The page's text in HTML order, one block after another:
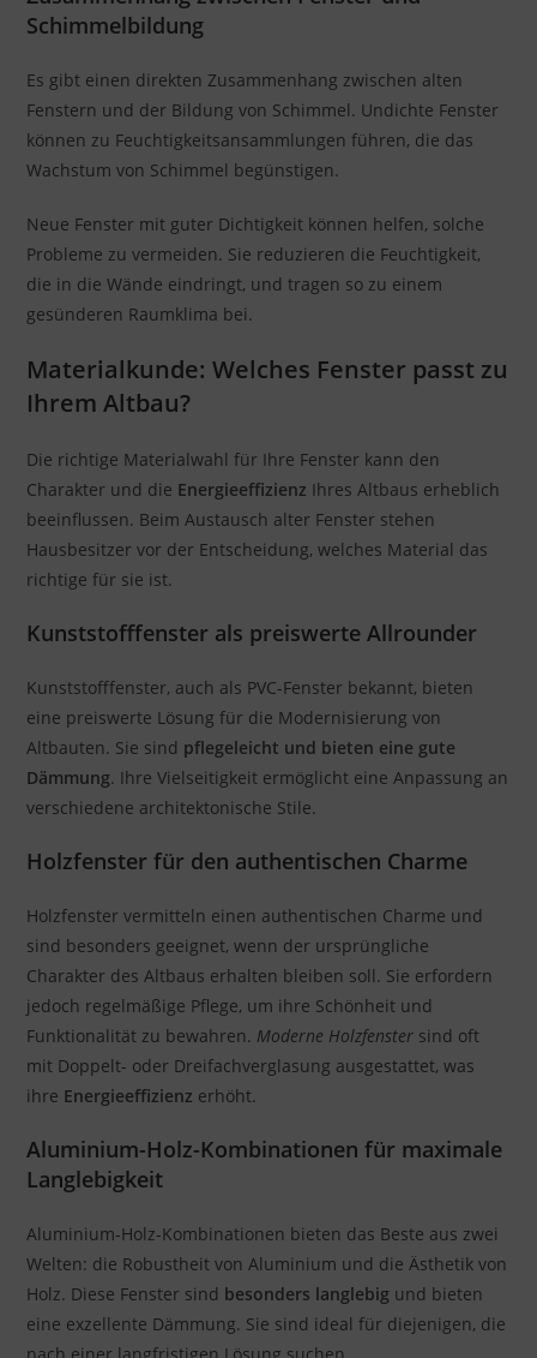
Schimmelbildung
Es gibt einen direkten Zusammenhang zwischen alten
Fenstern und der Bildung von Schimmel. Undichte Fenster
können zu Feuchtigkeitsansammlungen führen, die das
Wachstum von Schimmel begünstigen.
Neue Fenster mit guter Dichtigkeit können helfen, solche
Probleme zu vermeiden. Sie reduzieren die Feuchtigkeit,
die in die Wände eindringt, und tragen so zu einem
gesünderen Raumklima bei.
Materialkunde: Welches Fenster passt zu
Ihrem Altbau?
Die richtige Materialwahl für Ihre Fenster kann den
Charakter und die Energieeffizienz Ihres Altbaus erheblich
beeinflussen. Beim Austausch alter Fenster stehen
Hausbesitzer vor der Entscheidung, welches Material das
richtige für sie ist.
Kunststofffenster als preiswerte Allrounder
Kunststofffenster, auch als PVC-Fenster bekannt, bieten
eine preiswerte Lösung für die Modernisierung von
Altbauten. Sie sind pflegeleicht und bieten eine gute
Dämmung. Ihre Vielseitigkeit ermöglicht eine Anpassung an
verschiedene architektonische Stile.
Holzfenster für den authentischen Charme
Holzfenster vermitteln einen authentischen Charme und
sind besonders geeignet, wenn der ursprüngliche
Charakter des Altbaus erhalten bleiben soll. Sie erfordern
jedoch regelmäßige Pflege, um ihre Schönheit und
Funktionalität zu bewahren. Moderne Holzfenster sind oft
mit Doppelt- oder Dreifachverglasung ausgestattet, was
ihre Energieeffizienz erhöht.
Aluminium-Holz-Kombinationen für maximale
Langlebigkeit
Aluminium-Holz-Kombinationen bieten das Beste aus zwei
Welten: die Robustheit von Aluminium und die Ästhetik von
Holz. Diese Fenster sind besonders langlebig und bieten
eine exzellente Dämmung. Sie sind ideal für diejenigen, die